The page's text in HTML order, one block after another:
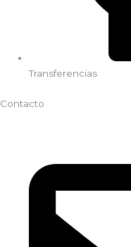
Transferencias
Contacto